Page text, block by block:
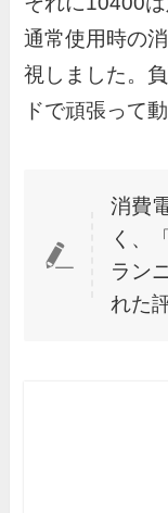
通常使用時の
視しました。
ドで頑張って
消費
く、
ラン
れた